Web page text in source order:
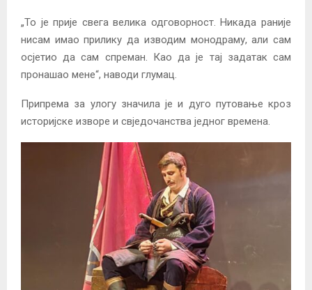
„То је прије свега велика одговорност. Никада раније
нисам имао прилику да изводим монодраму, али сам
осјетио да сам спреман. Као да је тај задатак сам
пронашао мене“, наводи глумац.
Припрема за улогу значила је и дуго путовање кроз
историјске изворе и свједочанства једног времена.